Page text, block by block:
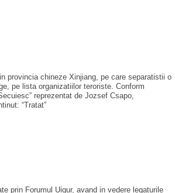
provincia chineze Xinjiang, pe care separatistii o
pe lista organizatiilor teroriste. Conform
reprezentat de Jozsef Csapo,
“Tratat”
prin Forumul Uigur, avand in vedere legaturile